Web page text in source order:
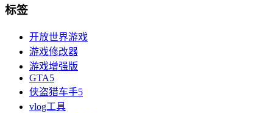
标签
开放世界游戏
游戏修改器
游戏增强版
GTA5
侠盗猎车手5
vlog工具